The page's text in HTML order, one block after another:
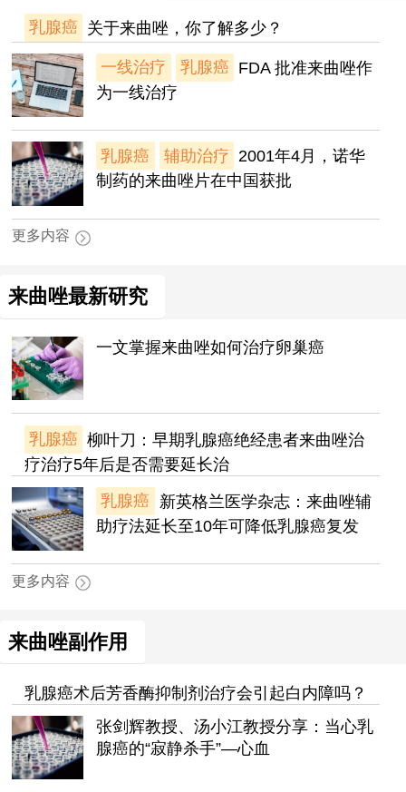
乳腺癌 关于来曲唑，你了解多少？
一线治疗 乳腺癌 FDA 批准来曲唑作
为一线治疗
乳腺癌 辅助治疗 2001年4月，诺华
制药的来曲唑片在中国获批
更多内容
来曲唑最新研究
一文掌握来曲唑如何治疗卵巢癌
乳腺癌 柳叶刀：早期乳腺癌绝经患者来曲唑治
疗治疗5年后是否需要延长治
乳腺癌
新英格兰医学杂志：来曲唑辅
助疗法延长至10年可降低乳腺癌复发
更多内容
来曲唑副作用
乳腺癌术后芳香酶抑制剂治疗会引起白内障吗？
张剑辉教授、汤小江教授分享：当心乳
腺癌的“寂静杀手”—心血